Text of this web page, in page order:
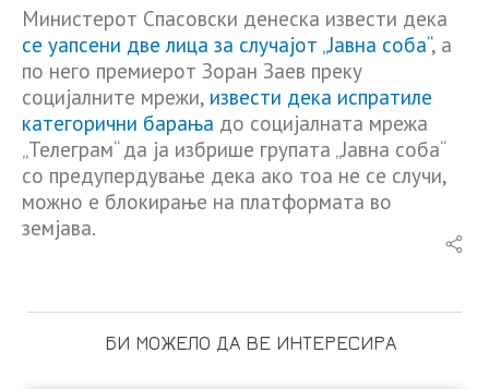
Министерот Спасовски денеска извести дека
се уапсени две лица за случајот „Јавна соба“, а
по него премиерот Зоран Заев преку
социјалните мрежи, извести дека испратиле
категорични барања до социјалната мрежа
„Телеграм“ да ја избрише групата „Јавна соба“
со предупердување дека ако тоа не се случи,
можно е блокирање на платформата во
земјава.
БИ МОЖЕЛО ДА ВЕ ИНТЕРЕСИРА